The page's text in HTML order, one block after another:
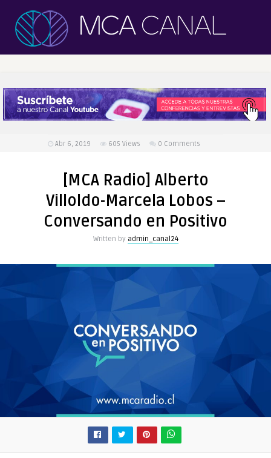
Abr 6, 2019 605 Views 0 Comments
[MCA Radio] Alberto
Villoldo-Marcela Lobos –
Conversando en Positivo
Written by admin_canal24